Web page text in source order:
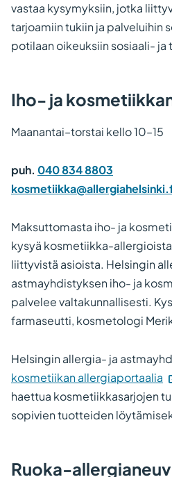
vastaa kysymyksiin, jotka
tarjoamiin tukiin ja palveluihin
potilaan oikeuksiin sosiaali- ja
Iho- ja
Maanantai–torstai kello 10–15
puh. 040 834 8803
Maksuttomasta iho- ja
kysyä kosmetiikka-
liittyvistä asioista. Helsingin
astmayhdistyksen iho- ja
palvelee valtakunnallisesti.
farmaseutti, kosmetologi
Helsingin allergia- ja
kosmetiikan allergiaportaalia
haettua kosmetiikkasarjojen
sopivien tuotteiden
Ruoka-